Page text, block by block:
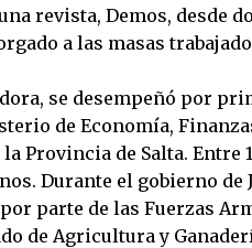
revista, Demos, desde
a las masas
se desempeñó por
de Economía,
Provincia de Salta. Entre
Durante el gobierno de
parte de las Fuerzas
de Agricultura y